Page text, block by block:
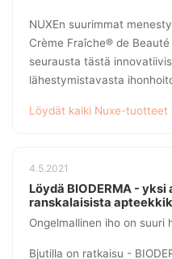
NUXEn suurimmat
Crème Fraîche® de
seurausta tästä
lähestymistavasta
Löydät kaiki Nuxe-tuotteet
4.5.2021
Löydä BIODERMA -
ranskalaisista
Ongelmallinen iho on suuri
Bjutilla on ratkaisu -